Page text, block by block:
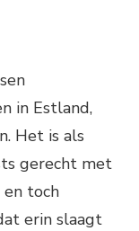
in Estland,
Het is als
gerecht met
toch
erin slaagt